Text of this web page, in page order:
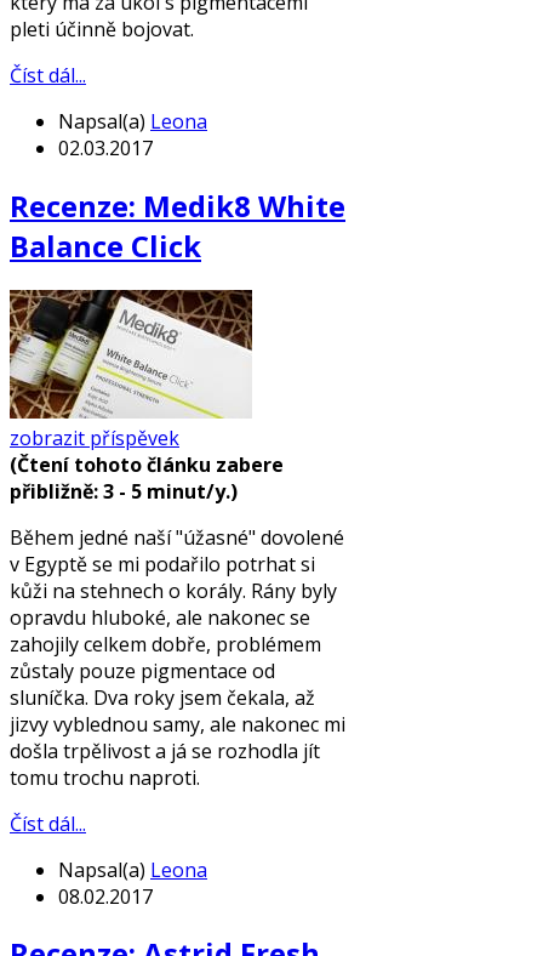
pleti účinně bojovat.
Číst dál...
Napsal(a) Leona
02.03.2017
Recenze: Medik8 White
Balance Click
zobrazit příspěvek
(Čtení tohoto článku zabere
přibližně: 3 - 5 minut/y.)
Během jedné naší "úžasné" dovolené
v Egyptě se mi podařilo potrhat si
kůži na stehnech o korály. Rány byly
opravdu hluboké, ale nakonec se
zahojily celkem dobře, problémem
zůstaly pouze pigmentace od
sluníčka. Dva roky jsem čekala, až
jizvy vyblednou samy, ale nakonec mi
došla trpělivost a já se rozhodla jít
tomu trochu naproti.
Číst dál...
Napsal(a) Leona
08.02.2017